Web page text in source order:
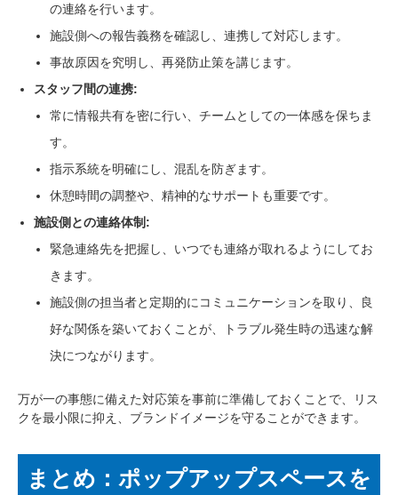
の連絡を行います。
施設側への報告義務を確認し、連携して対応します。
事故原因を究明し、再発防止策を講じます。
スタッフ間の連携:
常に情報共有を密に行い、チームとしての一体感を保ちま
す。
指示系統を明確にし、混乱を防ぎます。
休憩時間の調整や、精神的なサポートも重要です。
施設側との連絡体制:
緊急連絡先を把握し、いつでも連絡が取れるようにしてお
きます。
施設側の担当者と定期的にコミュニケーションを取り、良
好な関係を築いておくことが、トラブル発生時の迅速な解
決につながります。
万が一の事態に備えた対応策を事前に準備しておくことで、リス
クを最小限に抑え、ブランドイメージを守ることができます。
まとめ：ポップアップスペースを